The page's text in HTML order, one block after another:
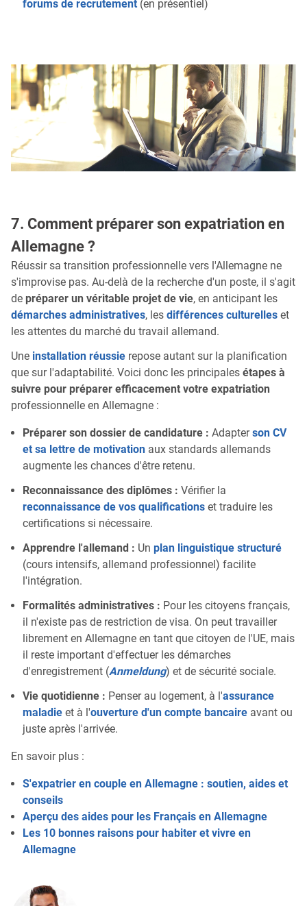
forums de recrutement (en présentiel)
7. Comment préparer son expatriation en
Allemagne ?
Réussir sa transition professionnelle vers l'Allemagne ne
s'improvise pas. Au-delà de la recherche d'un poste, il s'agit
de préparer un véritable projet de vie, en anticipant les
démarches administratives, les différences culturelles et
les attentes du marché du travail allemand.
Une installation réussie repose autant sur la planification
que sur l'adaptabilité. Voici donc les principales étapes à
suivre pour préparer efficacement votre expatriation
professionnelle en Allemagne :
Préparer son dossier de candidature : Adapterson CV
et sa lettre de motivation aux standards allemands
augmente les chances d'être retenu.
Reconnaissance des diplômes : Vérifier la
reconnaissance de vos qualifications et traduire les
certifications si nécessaire.
Apprendre l'allemand : Un plan linguistique structuré
(cours intensifs, allemand professionnel) facilite
l'intégration.
Formalités administratives : Pour les citoyens français,
il n'existe pas de restriction de visa. On peut travailler
librement en Allemagne en tant que citoyen de l'UE, mais
il reste important d'effectuer les démarches
d'enregistrement (Anmeldung) et de sécurité sociale.
Vie quotidienne : Penser au logement, à l'assurance
maladie et à l'ouverture d'un compte bancaire avant ou
juste après l'arrivée.
En savoir plus :
S'expatrier en couple en Allemagne : soutien, aides et
conseils
Aperçu des aides pour les Français en Allemagne
Les 10 bonnes raisons pour habiter et vivre en
Allemagne